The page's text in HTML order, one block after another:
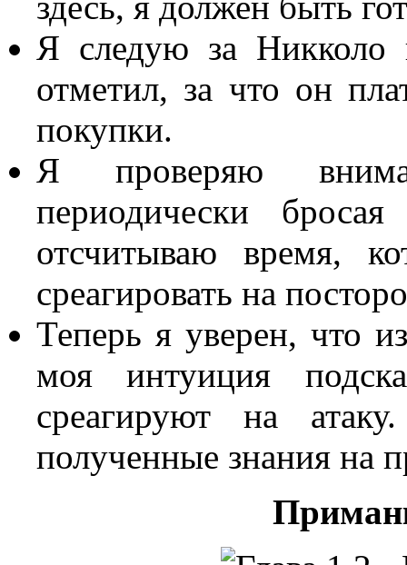
Я следую за
отметил, за что он
покупки.
Я проверяю
периодически
отсчитываю время,
среагировать на
Теперь я уверен, что
моя интуиция
среагируют на
полученные знания на